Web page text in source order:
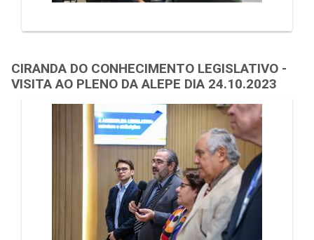
CIRANDA DO CONHECIMENTO LEGISLATIVO -
VISITA AO PLENO DA ALEPE DIA 24.10.2023
Galeria de Mídias